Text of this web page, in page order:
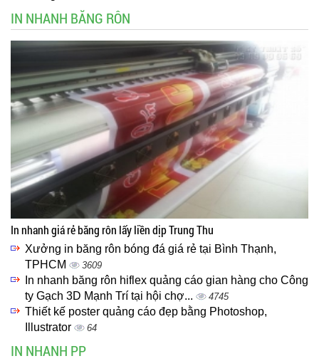
IN NHANH BĂNG RÔN
In nhanh giá rẻ băng rôn lấy liền dịp Trung Thu
Xưởng in băng rôn bóng đá giá rẻ tại Bình Thạnh,
TPHCM
3609
In nhanh băng rôn hiflex quảng cáo gian hàng cho Công
ty Gạch 3D Mạnh Trí tại hội chợ...
4745
Thiết kế poster quảng cáo đẹp bằng Photoshop,
Illustrator
64
IN NHANH PP